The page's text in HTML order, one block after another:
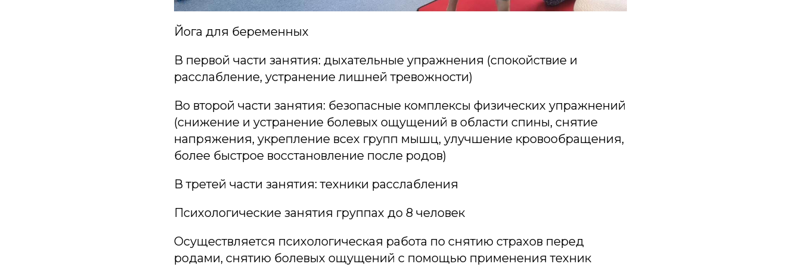
Йога для беременных
В первой части занятия: дыхательные упражнения (спокойствие и
расслабление, устранение лишней тревожности)
Во второй части занятия: безопасные комплексы физических упражнений
(снижение и устранение болевых ощущений в области спины, снятие
напряжения, укрепление всех групп мышц, улучшение кровообращения,
более быстрое восстановление после родов)
В третей части занятия: техники расслабления
Психологические занятия группах до 8 человек
Осуществляется психологическая работа по снятию страхов перед
родами, снятию болевых ощущений с помощью применения техник